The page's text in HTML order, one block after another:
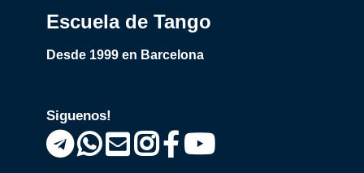
Escuela de Tango
Desde 1999 en Barcelona
Siguenos!